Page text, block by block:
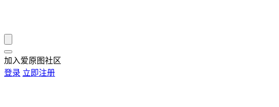
加入爱原图社区
登录 立即注册